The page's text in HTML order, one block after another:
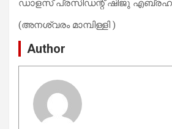
ഡാളസ് പ്രസിഡന്റ്‌ ഷിജു
(അനശ്വരം മാമ്പിള്ളി )
Author